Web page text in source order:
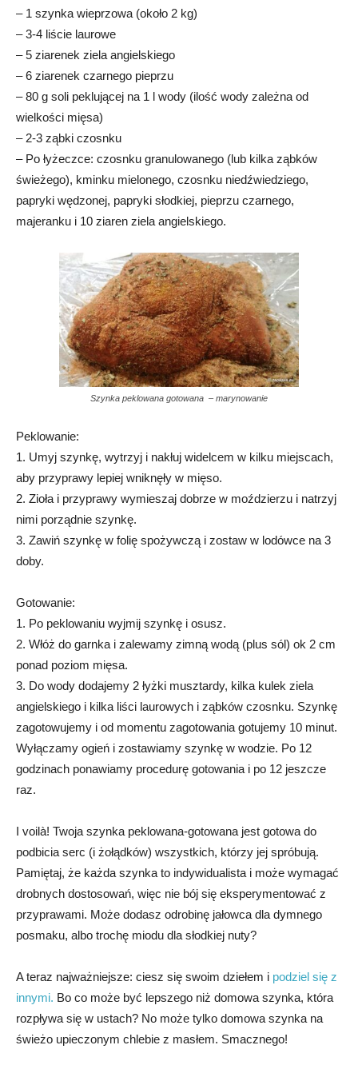
– 1 szynka wieprzowa (około 2 kg)
– 3-4 liście laurowe
– 5 ziarenek ziela angielskiego
– 6 ziarenek czarnego pieprzu
– 80 g soli peklującej na 1 l wody (ilość wody zależna od
wielkości mięsa)
– 2-3 ząbki czosnku
– Po łyżeczce: czosnku granulowanego (lub kilka ząbków
świeżego), kminku mielonego, czosnku niedźwiedziego,
papryki wędzonej, papryki słodkiej, pieprzu czarnego,
majeranku i 10 ziaren ziela angielskiego.
Szynka peklowana gotowana – marynowanie
Peklowanie:
1. Umyj szynkę, wytrzyj i nakłuj widelcem w kilku miejscach,
aby przyprawy lepiej wniknęły w mięso.
2. Zioła i przyprawy wymieszaj dobrze w moździerzu i natrzyj
nimi porządnie szynkę.
3. Zawiń szynkę w folię spożywczą i zostaw w lodówce na 3
doby.
Gotowanie:
1. Po peklowaniu wyjmij szynkę i osusz.
2. Włóż do garnka i zalewamy zimną wodą (plus sól) ok 2 cm
ponad poziom mięsa.
3. Do wody dodajemy 2 łyżki musztardy, kilka kulek ziela
angielskiego i kilka liści laurowych i ząbków czosnku. Szynkę
zagotowujemy i od momentu zagotowania gotujemy 10 minut.
Wyłączamy ogień i zostawiamy szynkę w wodzie. Po 12
godzinach ponawiamy procedurę gotowania i po 12 jeszcze
raz.
I voilà! Twoja szynka peklowana-gotowana jest gotowa do
podbicia serc (i żołądków) wszystkich, którzy jej spróbują.
Pamiętaj, że każda szynka to indywidualista i może wymagać
drobnych dostosowań, więc nie bój się eksperymentować z
przyprawami. Może dodasz odrobinę jałowca dla dymnego
posmaku, albo trochę miodu dla słodkiej nuty?
A teraz najważniejsze: ciesz się swoim dziełem i podziel się z
innymi. Bo co może być lepszego niż domowa szynka, która
rozpływa się w ustach? No może tylko domowa szynka na
świeżo upieczonym chlebie z masłem. Smacznego!